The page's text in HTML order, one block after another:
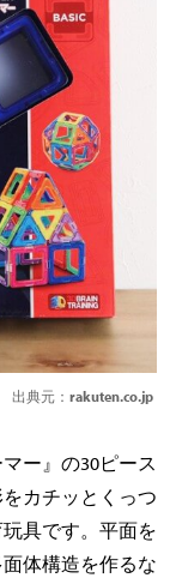
出典元： rakuten.co.jp
ー』の30ピース
カチッとくっつ
具です。平面を
体構造を作るな